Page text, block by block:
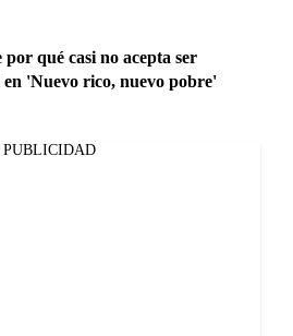
qué casi no acepta ser
'Nuevo rico, nuevo pobre'
PUBLICIDAD